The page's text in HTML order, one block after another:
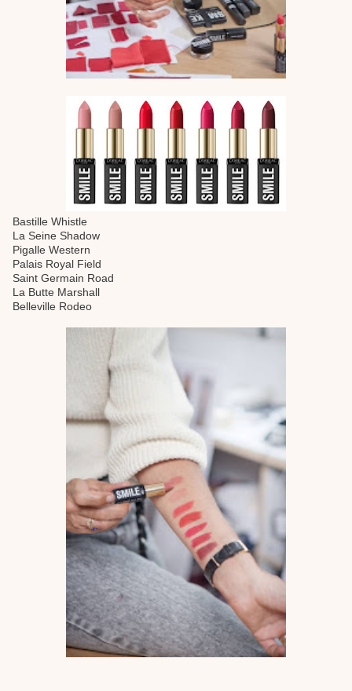
Bastille Whistle
La Seine Shadow
Pigalle Western
Palais Royal Field
Saint Germain Road
La Butte Marshall
Belleville Rodeo